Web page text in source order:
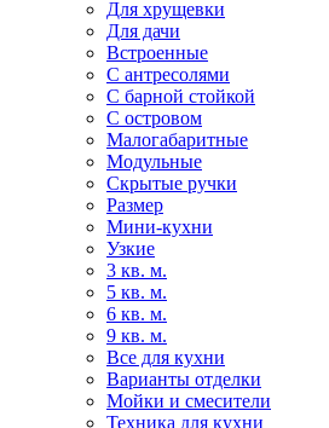
Для хрущевки
Для дачи
Встроенные
С антресолями
С барной стойкой
С островом
Малогабаритные
Модульные
Скрытые ручки
Размер
Мини-кухни
Узкие
3 кв. м.
5 кв. м.
6 кв. м.
9 кв. м.
Все для кухни
Варианты отделки
Мойки и смесители
Техника для кухни